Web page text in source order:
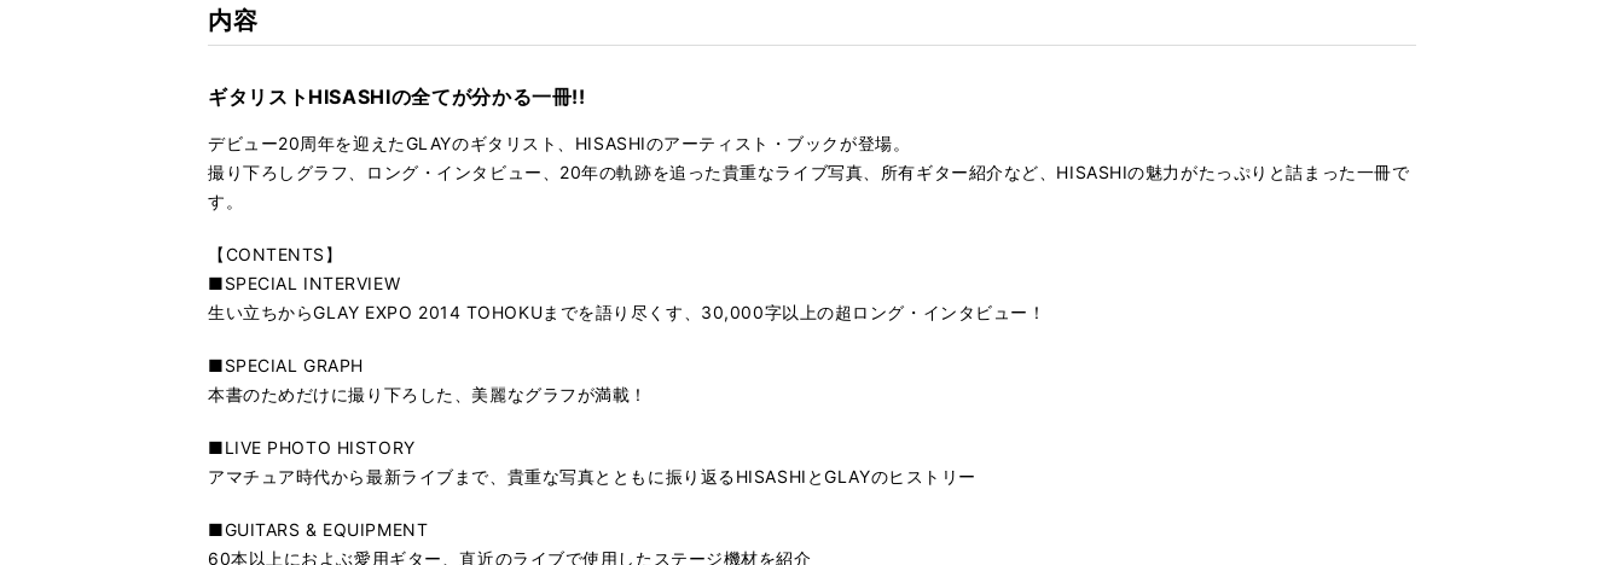
内容
ギタリストHISASHIの全てが分かる一冊!!
デビュー20周年を迎えたGLAYのギタリスト、HISASHIのアーティスト・ブックが登場。
撮り下ろしグラフ、ロング・インタビュー、20年の軌跡を追った貴重なライブ写真、所有ギター紹介など、HISASHIの魅力がたっぷりと詰まった一冊で
す。
【CONTENTS】
■SPECIAL INTERVIEW
生い立ちからGLAY EXPO 2014 TOHOKUまでを語り尽くす、30,000字以上の超ロング・インタビュー！
■SPECIAL GRAPH
本書のためだけに撮り下ろした、美麗なグラフが満載！
■LIVE PHOTO HISTORY
アマチュア時代から最新ライブまで、貴重な写真とともに振り返るHISASHIとGLAYのヒストリー
■GUITARS & EQUIPMENT
60本以上におよぶ愛用ギター、直近のライブで使用したステージ機材を紹介